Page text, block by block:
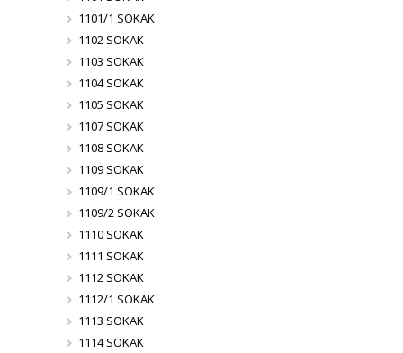
1101/1 SOKAK
1102 SOKAK
1103 SOKAK
1104 SOKAK
1105 SOKAK
1107 SOKAK
1108 SOKAK
1109 SOKAK
1109/1 SOKAK
1109/2 SOKAK
1110 SOKAK
1111 SOKAK
1112 SOKAK
1112/1 SOKAK
1113 SOKAK
1114 SOKAK